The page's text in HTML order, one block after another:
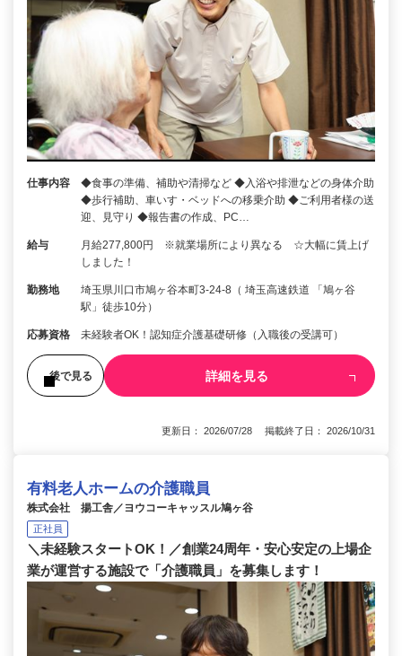
仕事内容
◆食事の準備、補助や清掃など ◆入浴や排泄などの身体介助
◆歩行補助、車いす・ベッドへの移乗介助 ◆ご利用者様の送
迎、見守り ◆報告書の作成、PC…
給与
月給277,800円 ※就業場所により異なる ☆大幅に賃上げ
しました！
勤務地
埼玉県川口市鳩ヶ谷本町3-24-8（ 埼玉高速鉄道 「鳩ヶ谷
駅」徒歩10分）
応募資格 未経験者OK！認知症介護基礎研修（入職後の受講可）
後で見る 詳細を見る
更新日： 2026/07/28 掲載終了日： 2026/10/31
有料老人ホームの介護職員
株式会社 揚工舎／ヨウコーキャッスル鳩ヶ谷
正社員
＼未経験スタートOK！／創業24周年・安心安定の上場企
業が運営する施設で「介護職員」を募集します！